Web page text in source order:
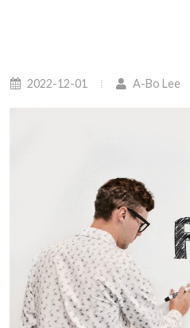
2022-12-01 A-Bo Lee